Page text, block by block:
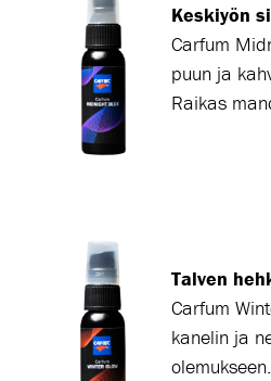
Keskiyön
Carfum
puun ja
Raikas
Talven
Carfum
kanelin ja